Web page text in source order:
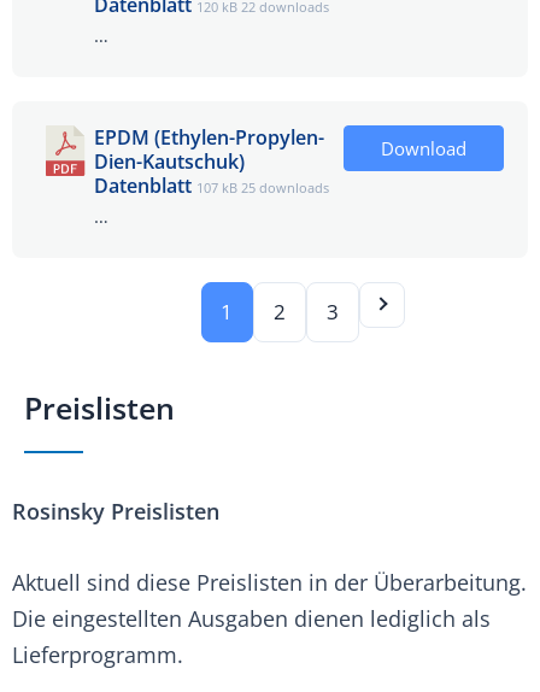
120 kB 22 downloads
…
EPDM (Ethylen-Propylen-
Dien-Kautschuk)
Datenblatt 107 kB 25 downloads
…
Download
1 2 3
Preislisten
Rosinsky Preislisten
Aktuell sind diese Preislisten in der Überarbeitung.
Die eingestellten Ausgaben dienen lediglich als
Lieferprogramm.